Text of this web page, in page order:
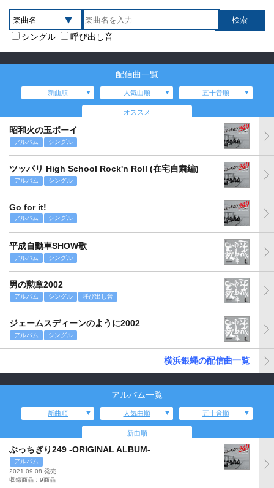
シングル 呼び出し音
配信曲一覧
新曲順 人気曲順 五十音順
オススメ
昭和火の玉ボーイ
アルバム シングル
ツッパリ High School Rock'n Roll (在宅自粛編)
アルバム シングル
Go for it!
アルバム シングル
平成自動車SHOW歌
アルバム シングル
男の勲章2002
アルバム シングル 呼び出し音
ジェームスディーンのように2002
アルバム シングル
横浜銀蝿の配信曲一覧
アルバム一覧
新曲順 人気曲順 五十音順
新曲順
ぶっちぎり249 -ORIGINAL ALBUM-
アルバム
2021.09.08 発売
収録商品：9商品